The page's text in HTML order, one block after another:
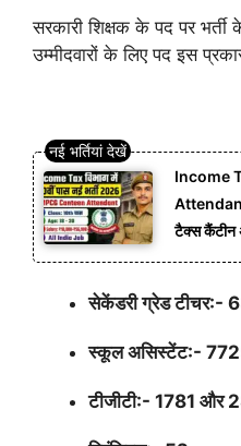
सरकारी शिक्षक के पद पर
उम्मीदवारों के लिए पद इस
Income
टैक्स कैंटीन
सेकेंडरी ग्रेड टीचर:-
स्कूल असिस्टेंट:-
टीजीटी:- 1781 और